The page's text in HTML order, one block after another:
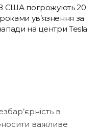
США погрожують 20
роками ув’язнення за
на центри Tesla
в
важливе